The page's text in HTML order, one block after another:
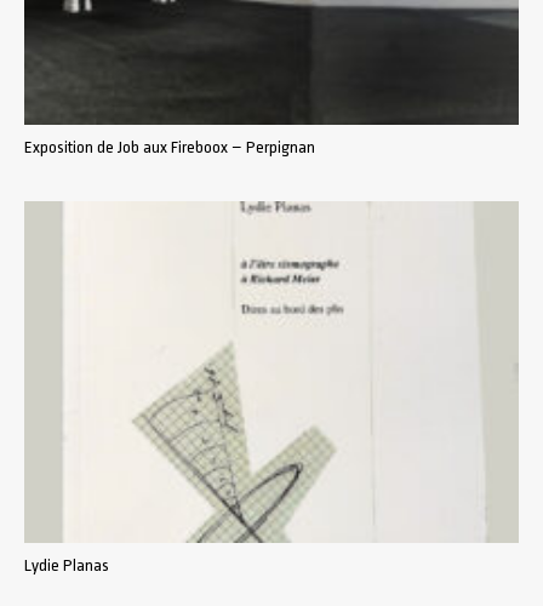
Exposition de Job aux Fireboox – Perpignan
Lydie Planas